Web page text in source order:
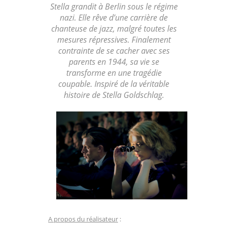
Stella grandit à Berlin sous le régime
nazi. Elle rêve d’une carrière de
chanteuse de jazz, malgré toutes les
mesures répressives. Finalement
contrainte de se cacher avec ses
parents en 1944, sa vie se
transforme en une tragédie
coupable. Inspiré de la véritable
histoire de Stella Goldschlag.
A propos du réalisateur :